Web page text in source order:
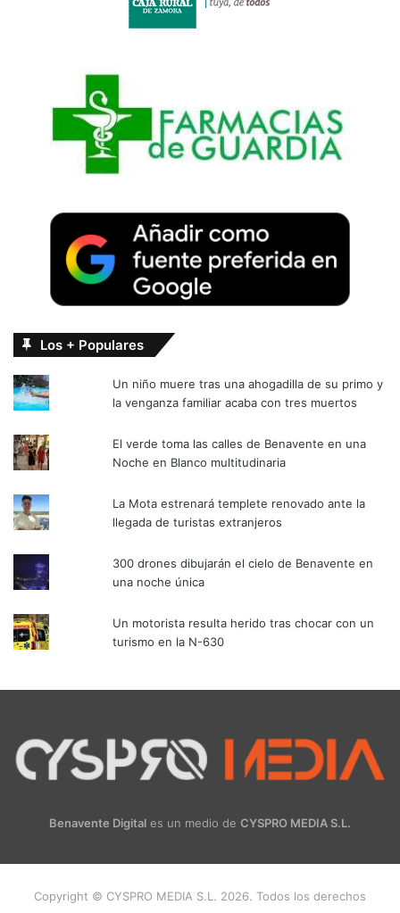
Los + Populares
Un niño muere tras una ahogadilla de su primo y
la venganza familiar acaba con tres muertos
El verde toma las calles de Benavente en una
Noche en Blanco multitudinaria
La Mota estrenará templete renovado ante la
llegada de turistas extranjeros
300 drones dibujarán el cielo de Benavente en
una noche única
Un motorista resulta herido tras chocar con un
turismo en la N-630
Benavente Digital es un medio de CYSPRO MEDIA S.L.
Copyright © CYSPRO MEDIA S.L. 2026. Todos los derechos